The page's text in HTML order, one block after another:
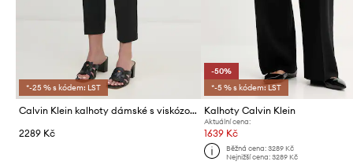
*-25 % s kódem: LST
Calvin Klein kalhoty dámské s viskózou
2289 Kč
-50%
*-5 % s kódem: LST
Kalhoty Calvin Klein
Aktuální cena:
1639 Kč
Běžná cena: 3289 Kč
Nejnižší cena: 3289 Kč